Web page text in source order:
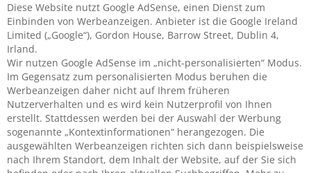
Diese Website nutzt Google AdSense, einen Dienst zum
Einbinden von Werbeanzeigen. Anbieter ist die Google Ireland
Limited („Google“), Gordon House, Barrow Street, Dublin 4,
Irland.
Wir nutzen Google AdSense im „nicht-personalisierten“ Modus.
Im Gegensatz zum personalisierten Modus beruhen die
Werbeanzeigen daher nicht auf Ihrem früheren
Nutzerverhalten und es wird kein Nutzerprofil von Ihnen
erstellt. Stattdessen werden bei der Auswahl der Werbung
sogenannte „Kontextinformationen“ herangezogen. Die
ausgewählten Werbeanzeigen richten sich dann beispielsweise
nach Ihrem Standort, dem Inhalt der Website, auf der Sie sich